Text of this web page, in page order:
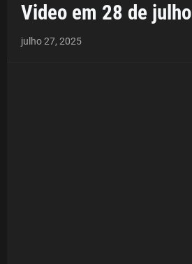
Video em 28 de julho
julho 27, 2025